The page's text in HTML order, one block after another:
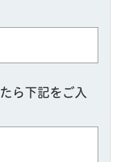
ら下記をご入